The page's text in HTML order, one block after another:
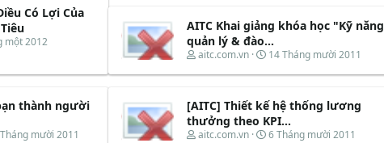
Có Lợi Của
một 2012
AITC Khai giảng khóa học "Kỹ năng
quản lý & đào...
T
r
a
d
s
aitc.com.vn
N
à
b
ắ
t
14 Tháng mười 2011
thành người
mười 2011
[AITC] Thiết kế hệ thống lương
thưởng theo KPI...
T
aitc.com.vn
N
6 Tháng mười 2011